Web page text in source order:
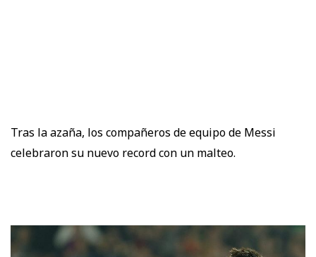
Tras la azaña, los compañeros de equipo de Messi
celebraron su nuevo record con un malteo.